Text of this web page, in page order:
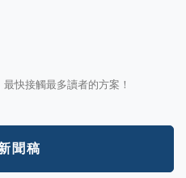
快接觸最多讀者的方案！
聞稿